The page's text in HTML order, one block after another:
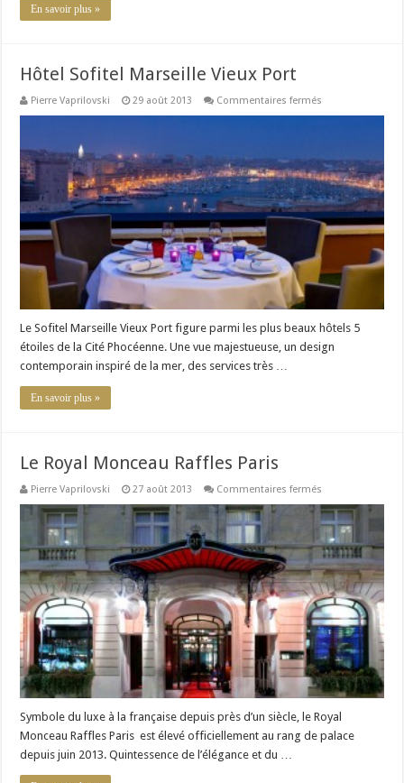
En savoir plus »
Hôtel Sofitel Marseille Vieux Port
Pierre Vaprilovski 29 août 2013 Commentaires fermés
Port
Le Sofitel Marseille Vieux Port figure parmi les plus beaux hôtels 5
étoiles de la Cité Phocéenne. Une vue majestueuse, un design
contemporain inspiré de la mer, des services très …
En savoir plus »
Le Royal Monceau Raffles Paris
Pierre Vaprilovski 27 août 2013 Commentaires fermés
Royal
Monceau
Raffles
Paris
Symbole du luxe à la française depuis près d’un siècle, le Royal
Monceau Raffles Paris est élevé officiellement au rang de palace
depuis juin 2013. Quintessence de l’élégance et du …